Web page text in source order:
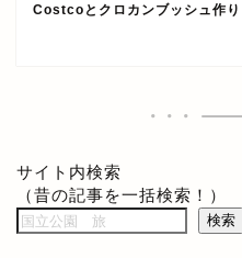
Costcoとクロカンブッシュ作
サイト内検索
（昔の記事を一括検索！）
検索